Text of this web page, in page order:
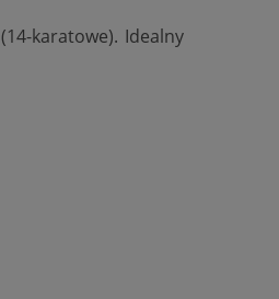
(14-karatowe). Idealny